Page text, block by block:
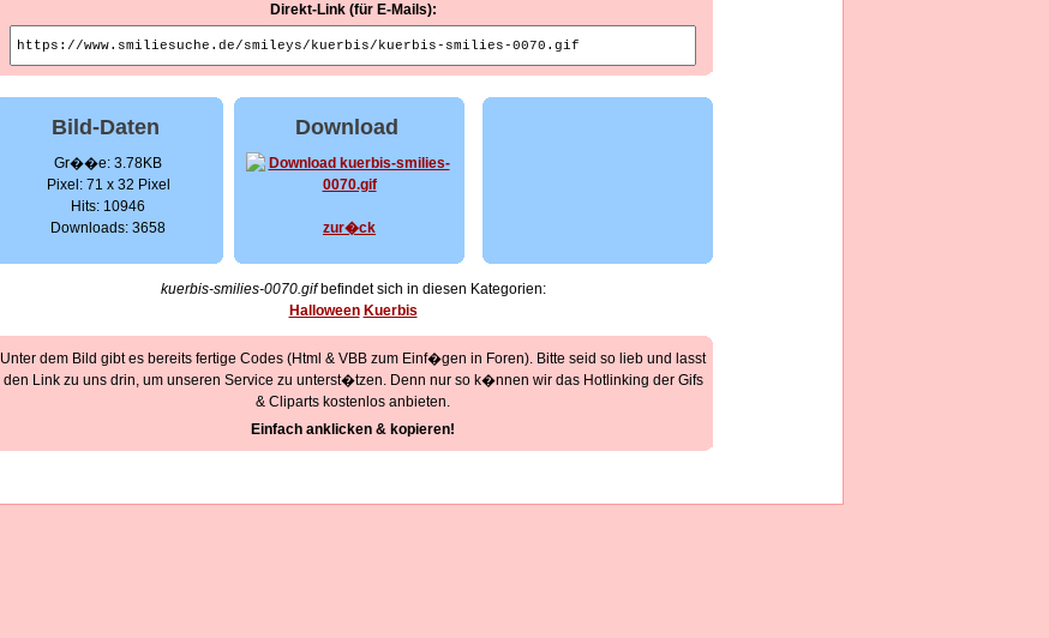
Direkt-Link (für E-Mails):
Bild-Daten
Gr��e: 3.78KB
Pixel: 71 x 32 Pixel
Hits: 10946
Downloads: 3658
Download
zur�ck
kuerbis-smilies-0070.gifbefindet sich in diesen Kategorien:
Halloween Kuerbis
Unter dem Bild gibt es bereits fertige Codes (Html & VBB zum Einf�gen in Foren). Bitte seid so lieb und lasst
den Link zu uns drin, um unseren Service zu unterst�tzen. Denn nur so k�nnen wir das Hotlinking der Gifs
& Cliparts kostenlos anbieten.
Einfach anklicken & kopieren!